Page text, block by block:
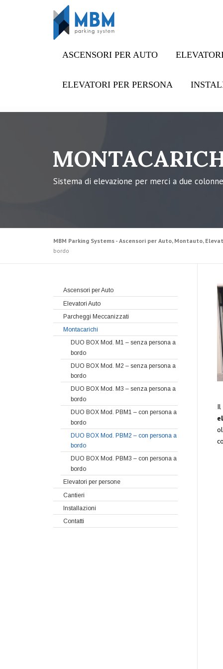
ASCENSORI PER AUTO
ELEVATORI PER PERSONA
Sistema di elevazione per merci a due
MBM Parking Systems - Ascensori per Auto, Montauto,
bordo
Il
Ascensori per Auto
Elevatori Auto
Parcheggi Meccanizzati
Montacarichi
DUO BOX Mod. M1 – senza persona a
bordo
DUO BOX Mod. M2 – senza persona a
bordo
DUO BOX Mod. M3 – senza persona a
bordo
DUO BOX Mod. PBM1 – con persona a
bordo
DUO BOX Mod. PBM2 – con persona a
bordo
DUO BOX Mod. PBM3 – con persona a
bordo
Elevatori per persone
Cantieri
Installazioni
Contatti